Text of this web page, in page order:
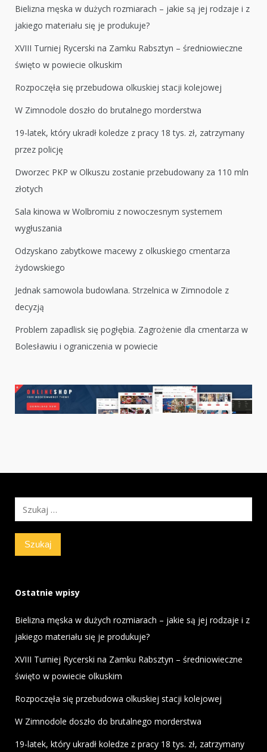
Bielizna męska w dużych rozmiarach – jakie są jej rodzaje i z
jakiego materiału się je produkuje?
XVIII Turniej Rycerski na Zamku Rabsztyn – średniowieczne
święto w powiecie olkuskim
Rozpoczęła się przebudowa olkuskiej stacji kolejowej
W Zimnodole doszło do brutalnego morderstwa
19-latek, który ukradł koledze z pracy 18 tys. zł, zatrzymany
przez policję
Dworzec PKP w Olkuszu zostanie przebudowany za 110 mln
złotych
Sala kinowa w Wolbromiu z nowoczesnym systemem
wygłuszania
Odzyskano zabytkowe macewy z olkuskiego cmentarza
żydowskiego
Jednak samowola budowlana. Strzelnica w Zimnodole z
decyzją
Problem zapadlisk się pogłębia. Zagrożenie dla cmentarza w
Bolesławiu i ograniczenia w powiecie
Szukaj:
Ostatnie wpisy
Bielizna męska w dużych rozmiarach – jakie są jej rodzaje i z
jakiego materiału się je produkuje?
XVIII Turniej Rycerski na Zamku Rabsztyn – średniowieczne
święto w powiecie olkuskim
Rozpoczęła się przebudowa olkuskiej stacji kolejowej
W Zimnodole doszło do brutalnego morderstwa
19-latek, który ukradł koledze z pracy 18 tys. zł, zatrzymany